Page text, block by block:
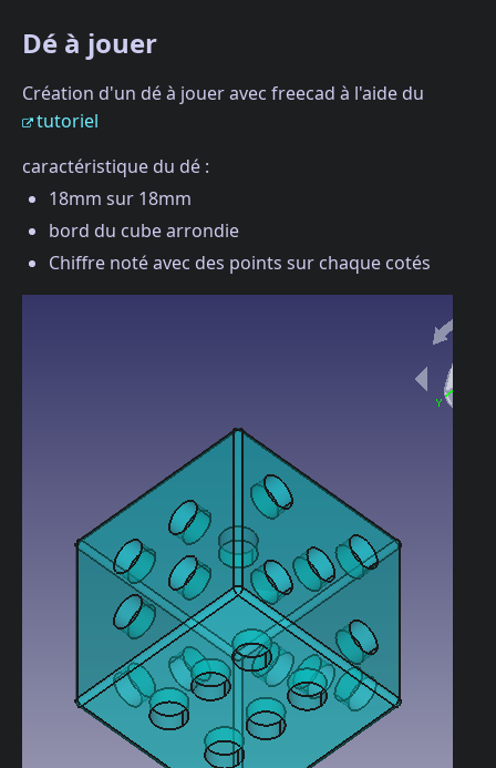
Dé à jouer
Création d'un dé à jouer avec freecad à l'aide du
tutoriel
caractéristique du dé :
18mm sur 18mm
bord du cube arrondie
Chiffre noté avec des points sur chaque cotés